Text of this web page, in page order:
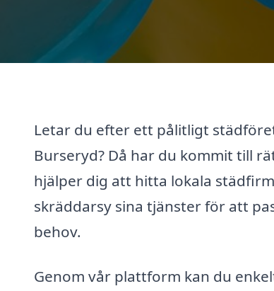
Letar du efter ett pålitligt
Burseryd? Då har du kommit till
hjälper dig att hitta lokala
skräddarsy sina tjänster för att
behov.
Genom vår plattform kan du